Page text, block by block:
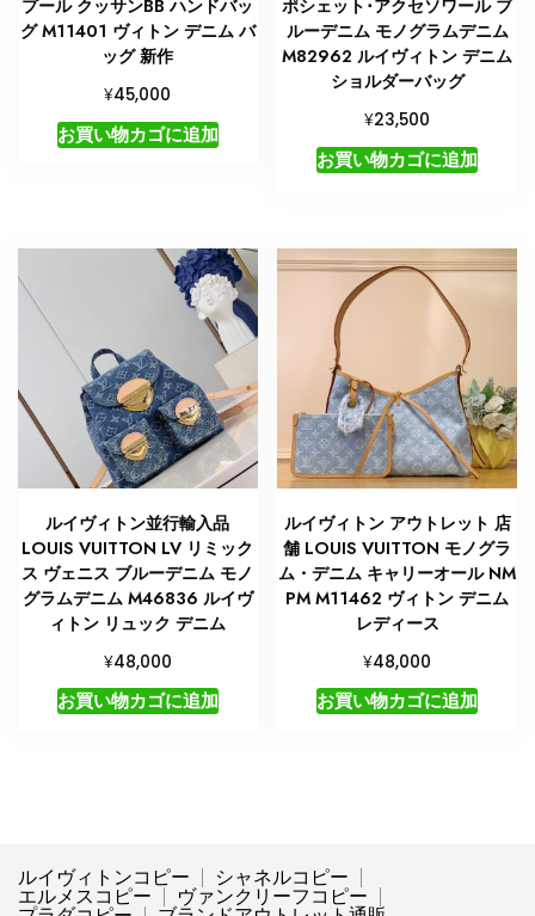
プール クッサンBB ハンドバッ
グ M11401 ヴィトン デニム バ
ッグ 新作
¥45,000
お買い物カゴに追加
ポシェット･アクセソワール ブ
ルーデニム モノグラムデニム
M82962 ルイヴィトン デニム
ショルダーバッグ
¥23,500
お買い物カゴに追加
ルイヴィトン並行輸入品
LOUIS VUITTON LV リミック
ス ヴェニス ブルーデニム モノ
グラムデニム M46836 ルイヴ
ィトン リュック デニム
¥48,000
お買い物カゴに追加
ルイヴィトン アウトレット 店
舗 LOUIS VUITTON モノグラ
ム・デニム キャリーオール NM
PM M11462 ヴィトン デニム
レディース
¥48,000
お買い物カゴに追加
ルイヴィトンコピー シャネルコピー
エルメスコピー ヴァンクリーフコピー